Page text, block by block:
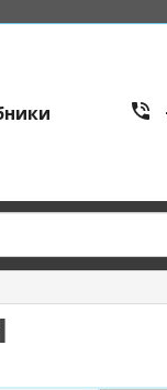
tre:
м.
б з